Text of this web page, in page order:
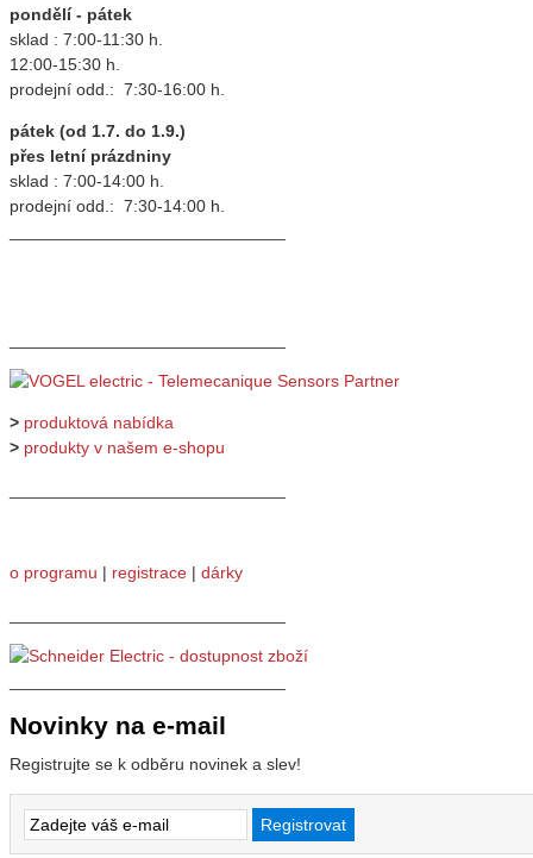
pondělí - pátek
sklad : 7:00-11:30 h.
12:00-15:30 h.
prodejní odd.: 7:30-16:00 h.
pátek (od 1.7. do 1.9.)
přes letní prázdniny
sklad : 7:00-14:00 h.
prodejní odd.: 7:30-14:00 h.
> produktová nabídka
> produkty v našem e-shopu
o programu | registrace | dárky
Novinky na e-mail
Registrujte se k odběru novinek a slev!